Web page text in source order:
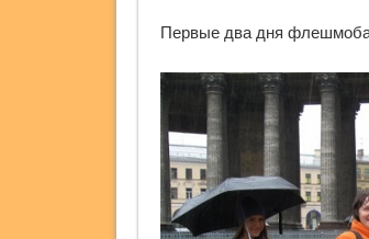
Первые два дня